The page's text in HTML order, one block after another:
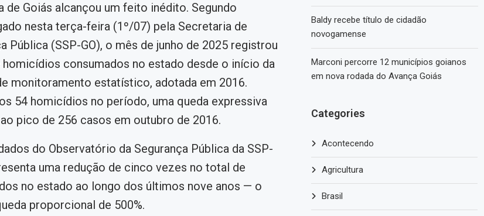
de Goiás alcançou um feito inédito. Segundo
nesta terça-feira (1º/07) pela Secretaria de
Pública (SSP-GO), o mês de junho de 2025 registrou
consumados no estado desde o início da
monitoramento estatístico, adotada em 2016.
54 homicídios no período, uma queda expressiva
pico de 256 casos em outubro de 2016.
do Observatório da Segurança Pública da SSP-
uma redução de cinco vezes no total de
no estado ao longo dos últimos nove anos — o
proporcional de 500%.
Baldy recebe título de cidadão
novogamense
Marconi percorre 12 municípios goianos
em nova rodada do Avança Goiás
Categories
Acontecendo
Agricultura
Brasil